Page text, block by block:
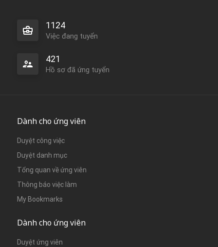
1124
Việc đang tuyển
421
Hồ sơ đã ứng tuyển
Dành cho ứng viên
Duyệt công việc
Duyệt danh mục
Tổng quan về ứng viên
Thông báo việc làm
My Bookmarks
Dành cho ứng viên
Duyệt ứng viên